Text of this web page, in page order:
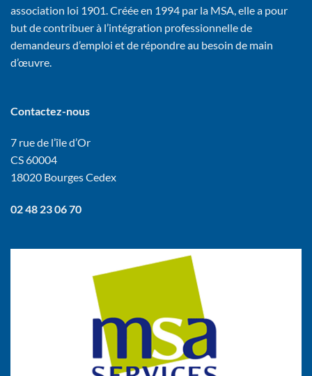
association loi 1901. Créée en 1994 par la MSA, elle a pour
but de contribuer à l’intégration professionnelle de
demandeurs d’emploi et de répondre au besoin de main
d’œuvre.
Contactez-nous
7 rue de l’île d’Or
CS 60004
18020 Bourges Cedex
02 48 23 06 70